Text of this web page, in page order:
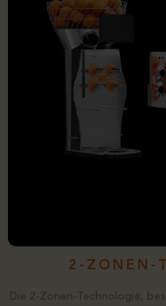
2-ZONEN-
Die 2-Zonen-Technologie,